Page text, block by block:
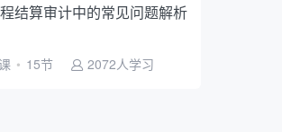
结算审计中的常见问题解析
• 15节 2072人学习